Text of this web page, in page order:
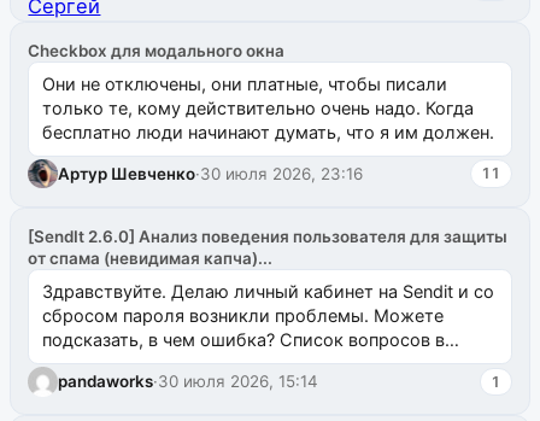
Checkbox для модального окна
Они не отключены, они платные, чтобы писали
только те, кому действительно очень надо. Когда
бесплатно люди начинают думать, что я им должен.
Артур Шевченко·30 июля 2026, 23:16 11
[SendIt 2.6.0] Анализ поведения пользователя для защиты
от спама (невидимая капча)...
Здравствуйте. Делаю личный кабинет на Sendit и со
сбросом пароля возникли проблемы. Можете
подсказать, в чем ошибка? Список вопросов в
одноименном разделе на modx.pro пока пуст, и,...
pandaworks·30 июля 2026, 15:14 1